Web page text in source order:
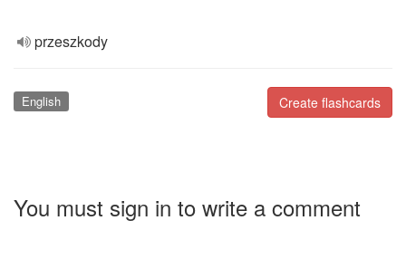
przeszkody
Create flashcards
English
You must sign in to write a comment